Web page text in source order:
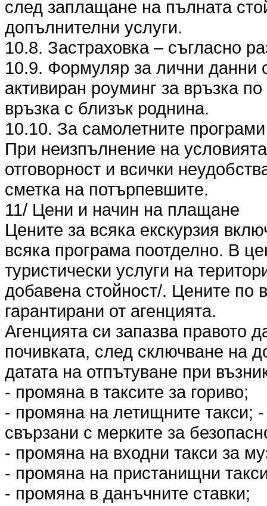
след заплащане на пълната
допълнителни услуги.
10.8. Застраховка – съгласно
10.9. Формуляр за лични данни
активиран роуминг за връзка
връзка с близък роднина.
10.10. За самолетните
При неизпълнение на
отговорност и всички
сметка на потърпевшите.
11/ Цени и начин на плащане
Цените за всяка екскурзия
всяка програма поотделно. В
туристически услуги на
добавена стойност/. Цените по
гарантирани от агенцията.
Агенцията си запазва правото
почивката, след сключване на
датата на отпътуване при
- промяна в таксите за гориво;
- промяна на летищните такси;
свързани с мерките за
- промяна на входни такси за
- промяна на пристанищни
- промяна в данъчните ставки;